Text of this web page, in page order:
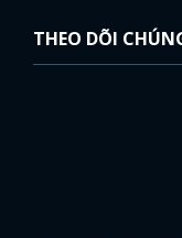
THEO DÕI